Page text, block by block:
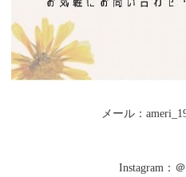
メール：
Instagram：